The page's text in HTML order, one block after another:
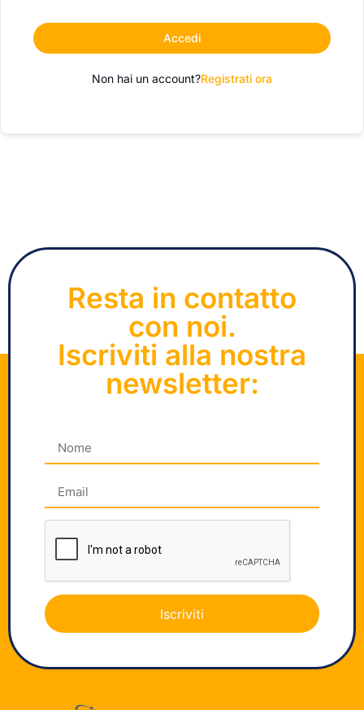
Accedi
Non hai un account?Registrati ora
Resta in contatto
con noi.
Iscriviti alla nostra
newsletter:
Iscriviti